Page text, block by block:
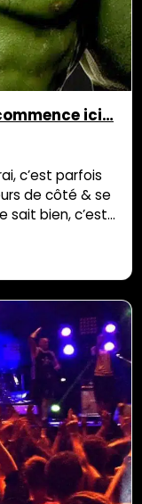
ici…
c’est parfois
de côté & se
sait bien, c’est
C’est en
à